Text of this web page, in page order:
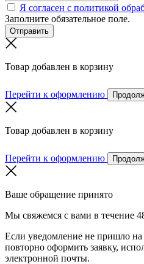
Я согласен с политикой
Заполните обязательное поле.
Отправить
Товар добавлен в корзину
Перейти к оформлению
Товар добавлен в корзину
Перейти к оформлению
Ваше обращение принято
Мы свяжемся с вами в течение
Если уведомление не пришло
повторно оформить заявку,
электронной почты.